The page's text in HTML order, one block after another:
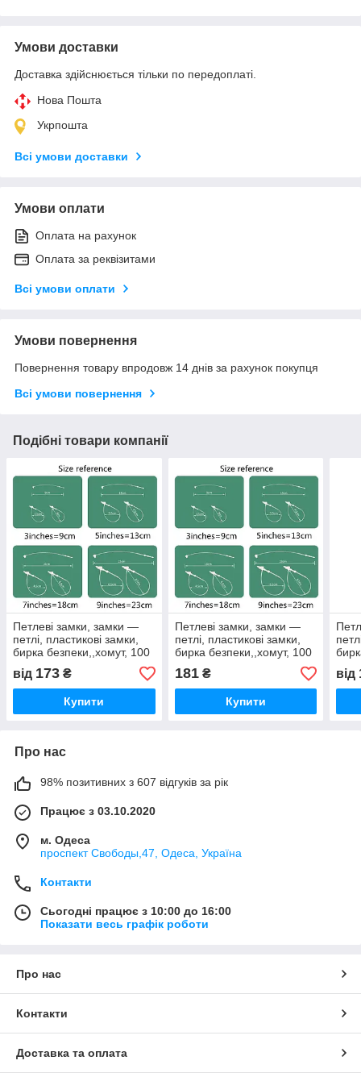
Умови доставки
Доставка здійснюється тільки по передоплаті.
Нова Пошта
Укрпошта
Всі умови доставки
Умови оплати
Оплата на рахунок
Оплата за реквізитами
Всі умови оплати
Умови повернення
Повернення товару впродовж 14 днів за рахунок покупця
Всі умови повернення
Подібні товари компанії
Петлеві замки, замки —
петлі, пластикові замки,
бирка безпеки,,хомут, 100
шт 7 дюймів, 18 см
від 173 ₴
Купити
Петлеві замки, замки —
петлі, пластикові замки,
бирка безпеки,,хомут, 100
шт. 5 дюймів, 13 см
181₴
Купити
шт
від
Про нас
98% позитивних з 607 відгуків за рік
Працює з 03.10.2020
м. Одеса
проспект Свободы,47, Одеса, Україна
Контакти
Сьогодні працює з 10:00 до 16:00
Показати весь графік роботи
Про нас
Контакти
Доставка та оплата